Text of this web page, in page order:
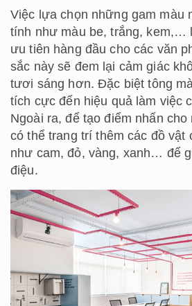
Việc lựa chọn những gam màu
tính như màu be, trắng, kem,…
ưu tiên hàng đầu cho các văn
sắc này sẽ đem lại cảm giác
tươi sáng hơn. Đặc biệt tông
tích cực đến hiệu quả làm việc
Ngoài ra, để tạo điểm nhấn
có thể trang trí thêm các đồ vật
như cam, đỏ, vàng, xanh… để
điệu.